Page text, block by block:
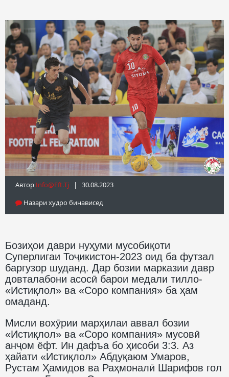
Автор Info@fft.tj | 30.08.2023
Назари худро бинависед
Бозиҳои даври нуҳуми мусобиқоти
Суперлигаи Тоҷикистон-2023 оид ба футзал
баргузор шуданд. Дар бозии марказии давр
довталабони асосӣ барои медали тилло-
«Истиқлол» ва «Соро компания» ба ҳам
омаданд.
Мисли вохӯрии марҳилаи аввал бозии
«Истиқлол» ва «Соро компания» мусовӣ
анҷом ёфт. Ин дафъа бо ҳисоби 3:3. Аз
ҳайати «Истиқлол» Абдуқаюм Умаров,
Рустам Ҳамидов ва Раҳмоналӣ Шарифов гол